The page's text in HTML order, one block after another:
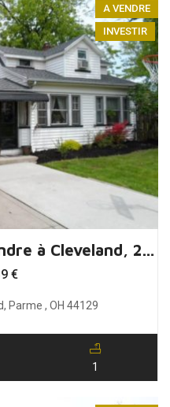
A VENDRE
INVESTIR
Bien immobilier à vendre à Cleveland, 2 chambres, Ohio, USA
€
Parme , OH 44129
1